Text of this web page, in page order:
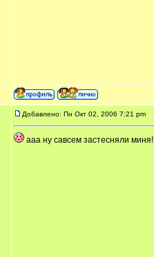
Добавлено: Пн Окт 02, 2006 7:21 pm
ааа ну савсем застесняли миня!